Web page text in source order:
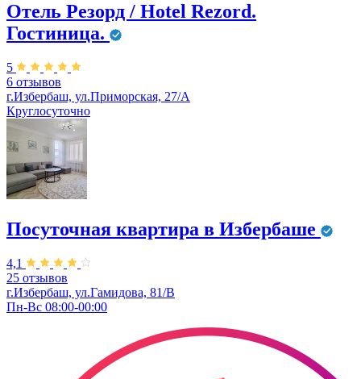
Отель Резорд / Hotel Rezord.
Гостиница.
5
6 отзывов
г.Избербаш, ул.Приморская, 27/А
Круглосуточно
Посуточная квартира в Избербаше
4,1
25 отзывов
г.Избербаш, ул.Гамидова, 81/В
Пн-Вс 08:00-00:00